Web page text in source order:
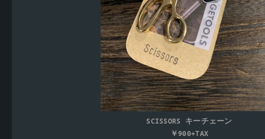
SCISSORS キーチェーン
￥900+TAX